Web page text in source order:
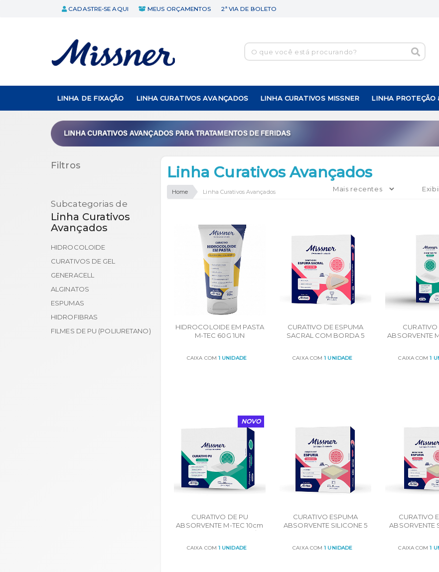
CADASTRE-SE AQUI MEUS ORÇAMENTOS 2ª VIA DE BOLETO
LINHA DE FIXAÇÃO LINHA CURATIVOS AVANÇADOS LINHA CURATIVOS MISSNER LINHA PROTEÇÃO
Filtros
Subcategorias de
Linha Curativos
Avançados
HIDROCOLOIDE
CURATIVOS DE GEL
GENERACELL
ALGINATOS
ESPUMAS
HIDROFIBRAS
FILMES DE PU (POLIURETANO)
Linha Curativos Avançados
Home Linha Curativos Avançados
HIDROCOLOIDE EM PASTA
M-TEC 60G 1UN
CAIXA COM 1 UNIDADE
CURATIVO DE ESPUMA
SACRAL COM BORDA 5
CAIXA COM 1 UNIDADE
CURATIVO
ABSORVENTE
CAIXA COM 1
NOVO
CURATIVO DE PU
ABSORVENTE M-TEC 10cm
CAIXA COM 1 UNIDADE
CURATIVO ESPUMA
ABSORVENTE SILICONE 5
CAIXA COM 1 UNIDADE
CURATIVO
ABSORVENTE
CAIXA COM 1